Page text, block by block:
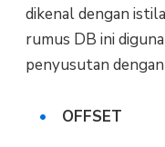
dikenal dengan
rumus DB ini
penyusutan
OFFSET